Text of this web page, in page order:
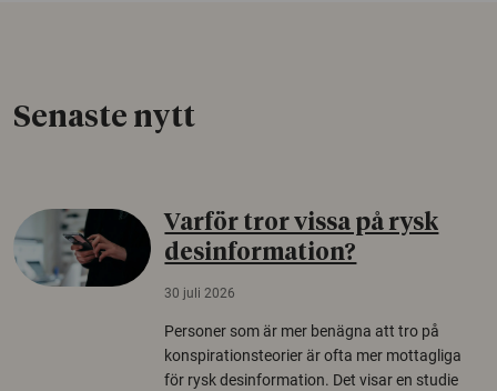
Senaste nytt
Varför tror vissa på rysk
desinformation?
30 juli 2026
Personer som är mer benägna att tro på
konspirationsteorier är ofta mer mottagliga
för rysk desinformation. Det visar en studie